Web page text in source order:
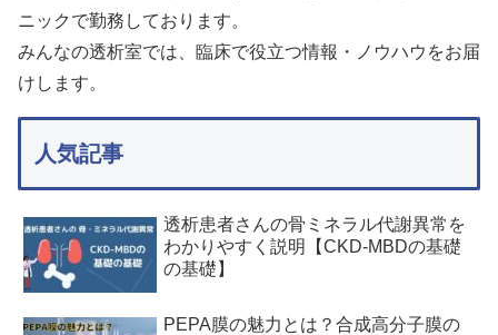
ニックで勤務しております。
みんなの透析室では、臨床で役立つ情報・ノウハウをお届
けします。
人気記事
透析患者さんの骨ミネラル代謝異常を
わかりやすく説明【CKD-MBDの基礎
の基礎】
PEPA膜の魅力とは？合成高分子膜の